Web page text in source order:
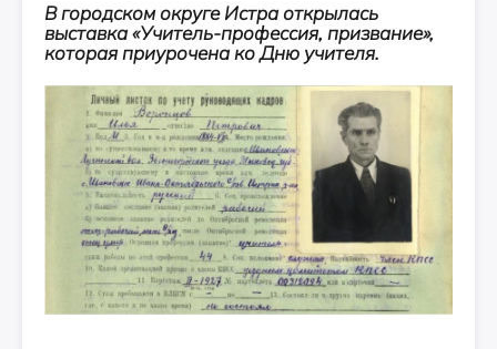
В городском округе Истра открылась
выставка «Учитель-профессия, призвание»,
которая приурочена ко Дню учителя.